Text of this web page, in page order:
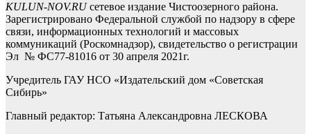
KULUN-NOV.RUсетевое издание Чистоозерного района.
Зарегистрировано Федеральной службой по надзору в сфере
связи, информационных технологий и массовых
коммуникаций (Роскомнадзор), свидетельство о регистрации
Эл № ФС77-81016 от 30 апреля 2021г.
Учредитель ГАУ НСО «Издательский дом «Советская
Сибирь»
Главный редактор: Татьяна Александровна ЛЕСКОВА